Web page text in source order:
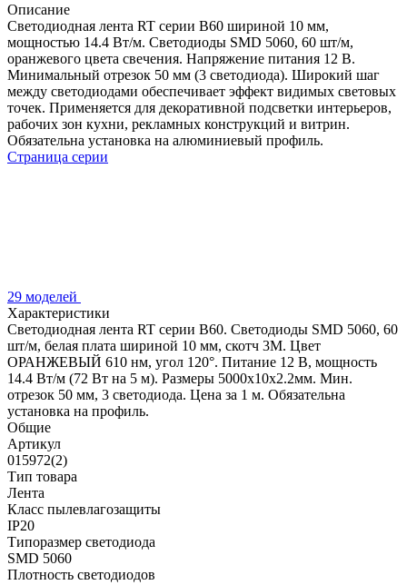
Описание
Светодиодная лента RT серии B60 шириной 10 мм,
мощностью 14.4 Вт/м. Светодиоды SMD 5060, 60 шт/м,
оранжевого цвета свечения. Напряжение питания 12 В.
Минимальный отрезок 50 мм (3 светодиода). Широкий шаг
между светодиодами обеспечивает эффект видимых световых
точек. Применяется для декоративной подсветки интерьеров,
рабочих зон кухни, рекламных конструкций и витрин.
Обязательна установка на алюминиевый профиль.
Страница серии
29 моделей
Характеристики
Светодиодная лента RT серии B60. Светодиоды SMD 5060, 60
шт/м, белая плата шириной 10 мм, скотч 3M. Цвет
ОРАНЖЕВЫЙ 610 нм, угол 120°. Питание 12 В, мощность
14.4 Вт/м (72 Вт на 5 м). Размеры 5000x10x2.2мм. Мин.
отрезок 50 мм, 3 светодиода. Цена за 1 м. Обязательна
установка на профиль.
Общие
Артикул
015972(2)
Тип товара
Лента
Класс пылевлагозащиты
IP20
Типоразмер светодиода
SMD 5060
Плотность светодиодов